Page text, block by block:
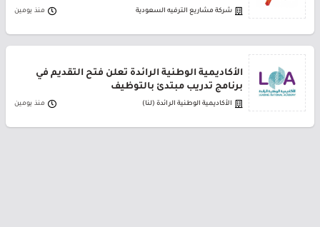
شركة مشاريع الترفيه السعودية منذ يومين
الأكاديمية الوطنية الرائدة تعلن فتح التقديم في
برنامج تدريب مبتدئ بالتوظيف
الأكاديمية الوطنية الرائدة (لنا) منذ يومين